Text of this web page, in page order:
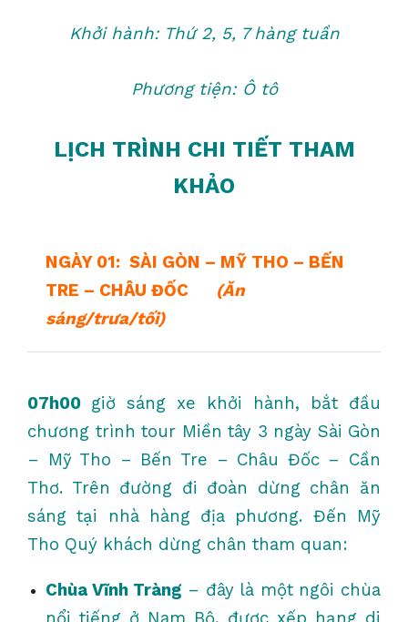
Khởi hành: Thứ 2, 5, 7 hàng tuần
Phương tiện: Ô tô
LỊCH TRÌNH CHI TIẾT THAM
KHẢO
NGÀY 01: SÀI GÒN – MỸ THO – BẾN
TRE – CHÂU ĐỐC (Ăn
sáng/trưa/tối)
07h00 giờ sáng xe khởi hành, bắt đầu
chương trình tour Miền tây 3 ngày Sài Gòn
– Mỹ Tho – Bến Tre – Châu Đốc – Cần
Thơ. Trên đường đi đoàn dừng chân ăn
sáng tại nhà hàng địa phương. Đến Mỹ
Tho Quý khách dừng chân tham quan:
Chùa Vĩnh Tràng – đây là một ngôi chùa